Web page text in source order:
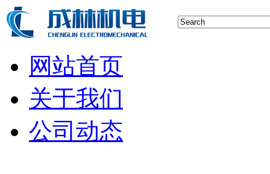
网站首页
关于我们
公司动态